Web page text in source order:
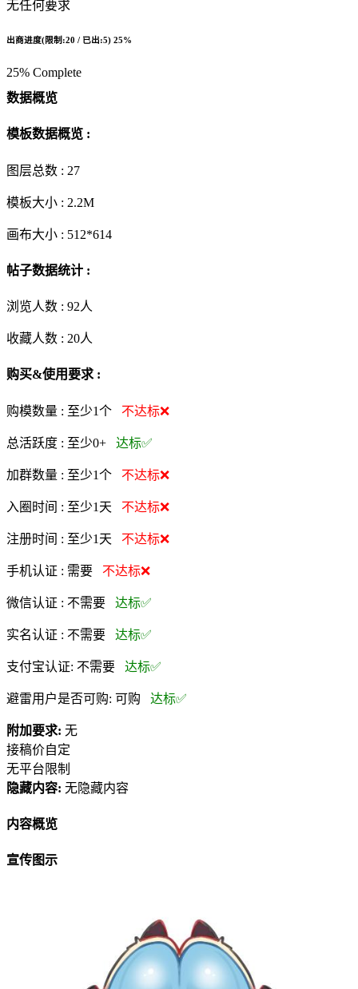
无任何要求
出商进度(限制:20 / 已出:5) 25%
25% Complete
数据概览
模板数据概览 :
图层总数 : 27
模板大小 : 2.2M
画布大小 : 512*614
帖子数据统计 :
浏览人数 : 92人
收藏人数 : 20人
购买&使用要求 :
购模数量 : 至少1个 不达标❌
总活跃度 : 至少0+ 达标✅
加群数量 : 至少1个 不达标❌
入圈时间 : 至少1天 不达标❌
注册时间 : 至少1天 不达标❌
手机认证 : 需要 不达标❌
微信认证 : 不需要 达标✅
实名认证 : 不需要 达标✅
支付宝认证: 不需要 达标✅
避雷用户是否可购: 可购 达标✅
附加要求: 无
接稿价自定
无平台限制
隐藏内容: 无隐藏内容
内容概览
宣传图示